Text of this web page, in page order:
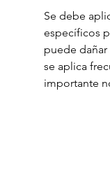
Se debe
específicos
puede
se aplica
importante